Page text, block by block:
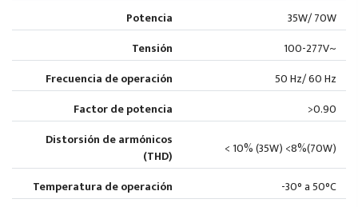
Potencia
35W/ 70W
Tensión
100-277V~
Frecuencia de operación
50 Hz/ 60 Hz
Factor de potencia
>0.90
Distorsión de armónicos
(THD)
< 10% (35W) <8%(70W)
Temperatura de operación
-30° a 50°C